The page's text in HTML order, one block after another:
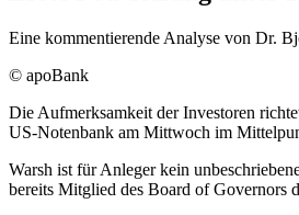
Eine kommentierende Analyse von Dr.
© apoBank
Die Aufmerksamkeit der Investoren
US-Notenbank am Mittwoch im
Warsh ist für Anleger kein
bereits Mitglied des Board of Governors